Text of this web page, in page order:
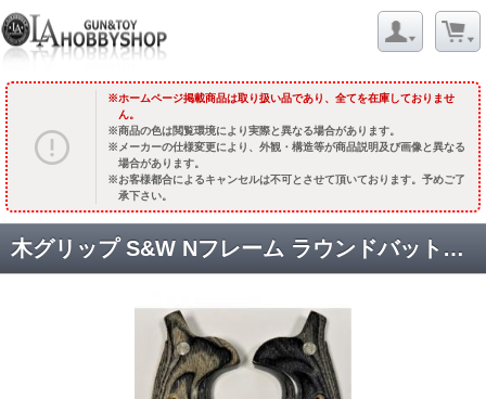
ホームページ掲載商品は取り扱い品であり、全てを在庫しておりませ
ん。
商品の色は閲覧環境により実際と異なる場合があります。
メーカーの仕様変更により、外観・構造等が商品説明及び画像と異なる
場合があります。
お客様都合によるキャンセルは不可とさせて頂いております。予めご了
承下さい。
木グリップ S&W Nフレーム ラウンドバット用 コンバージョン・ターゲット・スムース・メダリオン付 /SB:スーパーブラック [品切中.国内再入荷時期未定]